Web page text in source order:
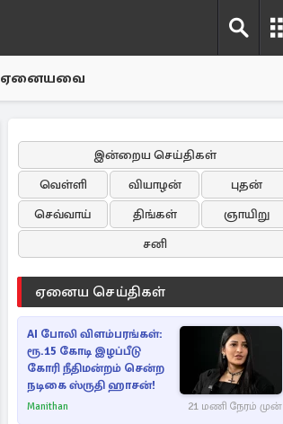
ஏனையவை
இன்றைய செய்திகள்
வெள்ளி
வியாழன்
புதன்
செவ்வாய்
திங்கள்
ஞாயிறு
சனி
ஏனைய செய்திகள்
AI போலி விளம்பரங்கள்:
ரூ.15 கோடி இழப்பீடு
கோரி நீதிமன்றம் சென்ற
நடிகை ஸ்ருதி ஹாசன்!
Manithan 21 மணி நேரம் முன்